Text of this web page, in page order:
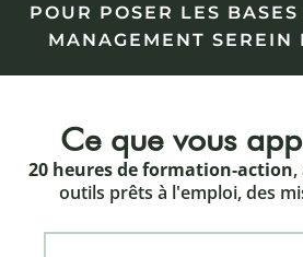
POUR POSER LES
MANAGEMENT SEREIN
Ce que vous
20 heures de formation-action
outils prêts à l'emploi, des